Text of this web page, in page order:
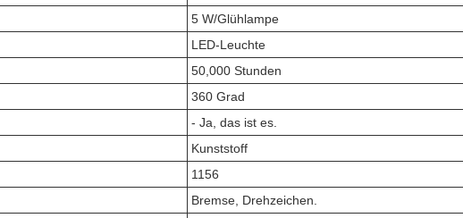
5 W/Glühlampe
LED-Leuchte
50,000 Stunden
360 Grad
- Ja, das ist es.
Kunststoff
1156
Bremse, Drehzeichen.